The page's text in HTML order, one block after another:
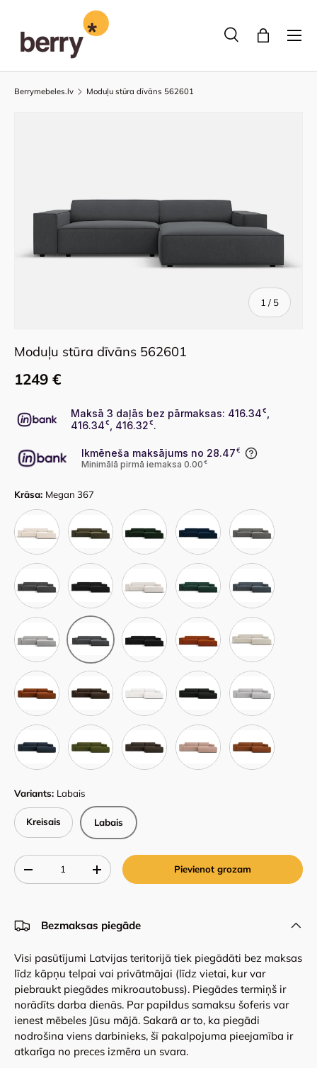
Pāriet uz saturu
Meklēt
Meklēšana
Bag
Izvēlne
Berrymebeles.lv Moduļu stūra dīvāns 562601
1 / of
5
Moduļu stūra dīvāns 562601
1249 €
Maksā 3 daļās bez pārmaksas: 416.34 €
416.34 € , 416.32 € .
Ikmēneša maksājums no 28.47 €
Minimālā pirmā iemaksa 0.00 €
Krāsa: Megan 367
Bluvel 22 Bluvel 77 Bluvel 78 Bluvel 86 Bluvel 13
Bluvel 14 Bluvel 19 Megan 351 Megan 359 Megan 361
Megan 363 Megan 367 Megan 368 Megan 357 Bluvel 30
Bluvel 4215Bluvel 48 Baloo 2073 Baloo 2082 Baloo 2085
Baloo 2088 Baloo 2090 Baloo 2081 Baloo 2072 Baloo 2078
Variants: Labais
Kreisais Labais
Qty
-
+ Pievienot grozam
Bezmaksas piegāde
Visi pasūtījumi Latvijas teritorijā tiek piegādāti bez maksas
līdz kāpņu telpai vai privātmājai (līdz vietai, kur var
piebraukt piegādes mikroautobuss). Piegādes termiņš ir
norādīts darba dienās. Par papildus samaksu šoferis var
ienest mēbeles Jūsu mājā. Sakarā ar to, ka piegādi
nodrošina viens darbinieks, šī pakalpojuma pieejamība ir
atkarīga no preces izmēra un svara.